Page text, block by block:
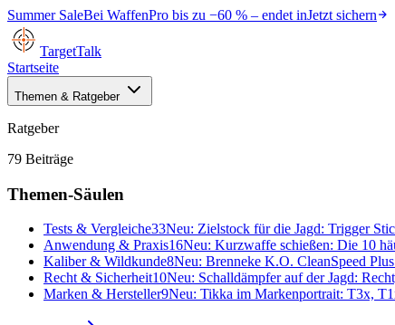
Summer SaleBei WaffenPro bis zu −60 % – endet inJetzt sichern
TargetTalk
Startseite
Themen & Ratgeber
Ratgeber
79 Beiträge
Themen-Säulen
Tests & Vergleiche33Neu: Zielstock für die Jagd: Trigger
Anwendung & Praxis16Neu: Kurzwaffe schießen: Die 10
Kaliber & Wildkunde8Neu: Brenneke K.O. CleanSpeed
Recht & Sicherheit10Neu: Schalldämpfer auf der Jagd:
Marken & Hersteller9Neu: Tikka im Markenportrait: T3x,